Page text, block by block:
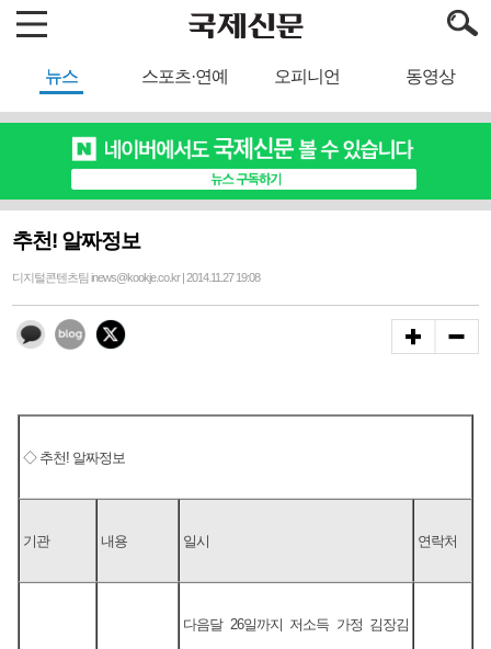
뉴스 스포츠·연예 오피니언 동영상
추천! 알짜정보
디지털콘텐츠팀 inews@kookje.co.kr | 2014.11.27 19:08
◇ 추천! 알짜정보
기관 내용 일시 연락처
다음달 26일까지 저소득 가정 김장김